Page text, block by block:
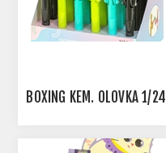
BOXING KEM. OLOVKA 1/24